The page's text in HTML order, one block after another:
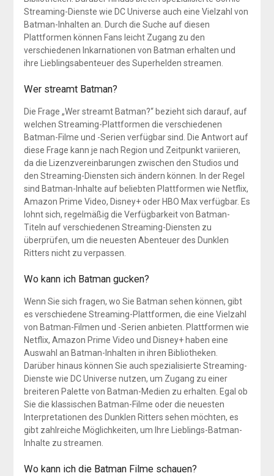
Streaming-Dienste wie DC Universe auch eine Vielzahl von
Batman-Inhalten an. Durch die Suche auf diesen
Plattformen können Fans leicht Zugang zu den
verschiedenen Inkarnationen von Batman erhalten und
ihre Lieblingsabenteuer des Superhelden streamen.
Wer streamt Batman?
Die Frage „Wer streamt Batman?“ bezieht sich darauf, auf
welchen Streaming-Plattformen die verschiedenen
Batman-Filme und -Serien verfügbar sind. Die Antwort auf
diese Frage kann je nach Region und Zeitpunkt variieren,
da die Lizenzvereinbarungen zwischen den Studios und
den Streaming-Diensten sich ändern können. In der Regel
sind Batman-Inhalte auf beliebten Plattformen wie Netflix,
Amazon Prime Video, Disney+ oder HBO Max verfügbar. Es
lohnt sich, regelmäßig die Verfügbarkeit von Batman-
Titeln auf verschiedenen Streaming-Diensten zu
überprüfen, um die neuesten Abenteuer des Dunklen
Ritters nicht zu verpassen.
Wo kann ich Batman gucken?
Wenn Sie sich fragen, wo Sie Batman sehen können, gibt
es verschiedene Streaming-Plattformen, die eine Vielzahl
von Batman-Filmen und -Serien anbieten. Plattformen wie
Netflix, Amazon Prime Video und Disney+ haben eine
Auswahl an Batman-Inhalten in ihren Bibliotheken.
Darüber hinaus können Sie auch spezialisierte Streaming-
Dienste wie DC Universe nutzen, um Zugang zu einer
breiteren Palette von Batman-Medien zu erhalten. Egal ob
Sie die klassischen Batman-Filme oder die neuesten
Interpretationen des Dunklen Ritters sehen möchten, es
gibt zahlreiche Möglichkeiten, um Ihre Lieblings-Batman-
Inhalte zu streamen.
Wo kann ich die Batman Filme schauen?